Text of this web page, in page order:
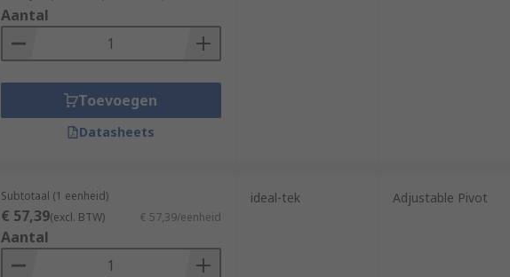
Aantal
Toevoegen
Datasheets
Subtotaal (1 eenheid)
€ 57,39(excl. BTW) € 57,39/eenheid
Aantal
ideal-tek Adjustable Pivot